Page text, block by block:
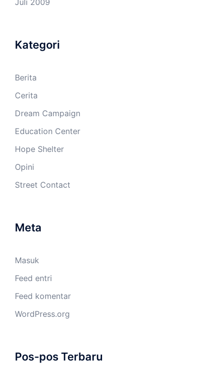
Kategori
Berita
Cerita
Dream Campaign
Education Center
Hope Shelter
Opini
Street Contact
Meta
Masuk
Feed entri
Feed komentar
WordPress.org
Pos-pos Terbaru